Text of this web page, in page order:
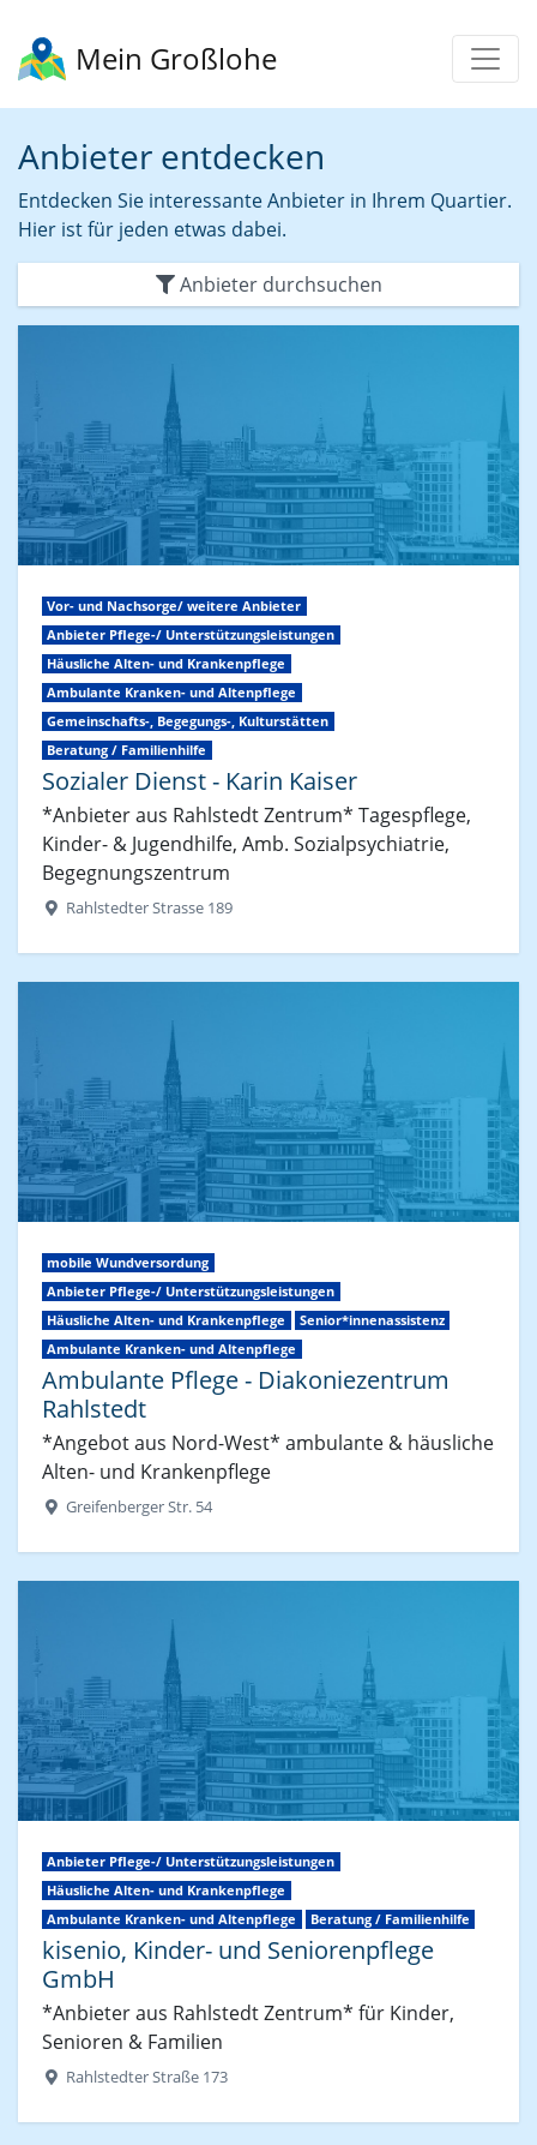
Mein Großlohe
Anbieter entdecken
Entdecken Sie interessante Anbieter in Ihrem Quartier.
Hier ist für jeden etwas dabei.
Anbieter durchsuchen
Vor- und Nachsorge/ weitere Anbieter
Anbieter Pflege-/ Unterstützungsleistungen
Häusliche Alten- und Krankenpflege
Ambulante Kranken- und Altenpflege
Gemeinschafts-, Begegungs-, Kulturstätten
Beratung / Familienhilfe
Sozialer Dienst - Karin Kaiser
*Anbieter aus Rahlstedt Zentrum* Tagespflege,
Kinder- & Jugendhilfe, Amb. Sozialpsychiatrie,
Begegnungszentrum
Rahlstedter Strasse 189
mobile Wundversordung
Anbieter Pflege-/ Unterstützungsleistungen
Häusliche Alten- und Krankenpflege
Senior*innenassistenz
Ambulante Kranken- und Altenpflege
Ambulante Pflege - Diakoniezentrum
Rahlstedt
*Angebot aus Nord-West* ambulante & häusliche
Alten- und Krankenpflege
Greifenberger Str. 54
Anbieter Pflege-/ Unterstützungsleistungen
Häusliche Alten- und Krankenpflege
Ambulante Kranken- und Altenpflege
Beratung / Familienhilfe
kisenio, Kinder- und Seniorenpflege
GmbH
*Anbieter aus Rahlstedt Zentrum* für Kinder,
Senioren & Familien
Rahlstedter Straße 173